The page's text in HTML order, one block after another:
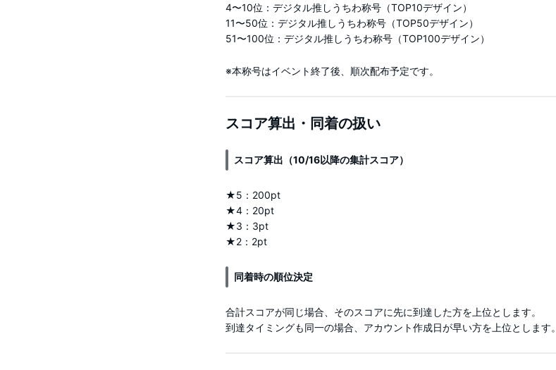
4〜10位：デジタル推しうちわ称号（TOP10デザイン）
11〜50位：デジタル推しうちわ称号（TOP50デザイン）
51〜100位：デジタル推しうちわ称号（TOP100デザイン）
※本称号はイベント終了後、順次配布予定です。
スコア算出・同着の扱い
スコア算出（10/16以降の集計スコア）
★5：200pt
★4：20pt
★3：3pt
★2：2pt
同着時の順位決定
合計スコアが同じ場合、そのスコアに先に到達した方を上位とします。
到達タイミングも同一の場合、アカウント作成日が早い方を上位とします。